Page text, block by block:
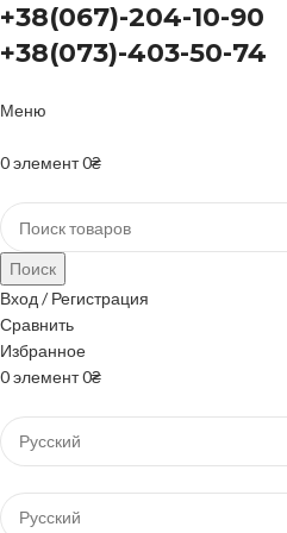
+38(067)-204-10-90
+38(073)-403-50-74
Меню
0элемент0₴
Поиск
Вход / Регистрация
Сравнить
Избранное
0элемент0₴